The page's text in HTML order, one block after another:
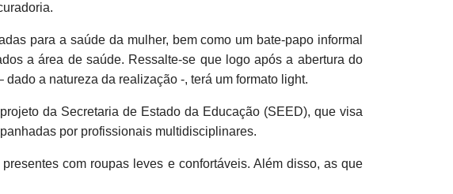
para a saúde da mulher, bem como um bate-papo informal
a área de saúde. Ressalte-se que logo após a abertura do
a natureza da realização -, terá um formato light.
da Secretaria de Estado da Educação (SEED), que visa
por profissionais multidisciplinares.
com roupas leves e confortáveis. Além disso, as que